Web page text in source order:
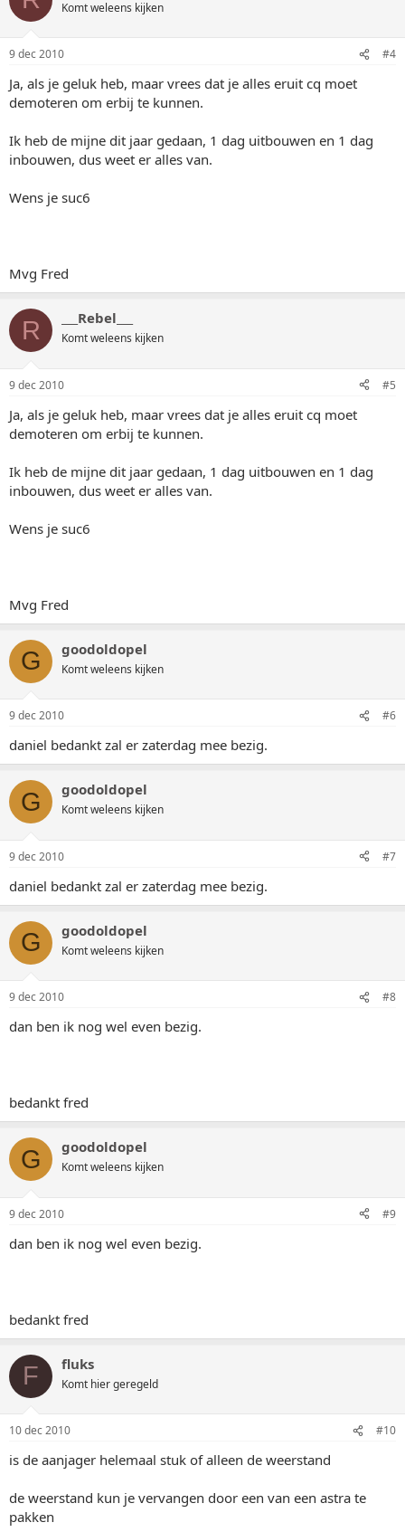
Komt weleens kijken
9 dec 2010 #4
Ja, als je geluk heb, maar vrees dat je alles eruit cq moet
demoteren om erbij te kunnen.
Ik heb de mijne dit jaar gedaan, 1 dag uitbouwen en 1 dag
inbouwen, dus weet er alles van.
Wens je suc6
Mvg Fred
R ___Rebel___
Komt weleens kijken
9 dec 2010 #5
Ja, als je geluk heb, maar vrees dat je alles eruit cq moet
demoteren om erbij te kunnen.
Ik heb de mijne dit jaar gedaan, 1 dag uitbouwen en 1 dag
inbouwen, dus weet er alles van.
Wens je suc6
Mvg Fred
G goodoldopel
Komt weleens kijken
9 dec 2010 #6
daniel bedankt zal er zaterdag mee bezig.
G goodoldopel
Komt weleens kijken
9 dec 2010 #7
daniel bedankt zal er zaterdag mee bezig.
G goodoldopel
Komt weleens kijken
9 dec 2010 #8
dan ben ik nog wel even bezig.
bedankt fred
G goodoldopel
Komt weleens kijken
9 dec 2010 #9
dan ben ik nog wel even bezig.
bedankt fred
F fluks
Komt hier geregeld
10 dec 2010 #10
is de aanjager helemaal stuk of alleen de weerstand
de weerstand kun je vervangen door een van een astra te
pakken